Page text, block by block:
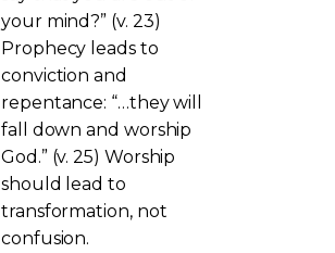
your mind?” (v. 23)
Prophecy leads to
conviction and
repentance: “…they will
fall down and worship
God.” (v. 25) Worship
should lead to
transformation, not
confusion.